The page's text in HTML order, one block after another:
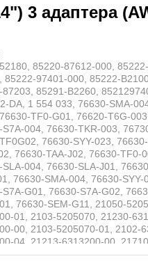
3 адаптера
85220-87612-000,
85222-97401-000, 85222-
87203, 85291-B2260,
DA, 1 554 033, 76630-SMA-
TF0-G01, 76620-T6G-
004, 76630-TKR-003,
76630-SYY-023,
76630-TAA-J02, 76630-TF0-
SLA-004, 76630-SLA-J01,
76630-SMA-004, 76630-SYY-
G01, 76630-S7A-G02,
76630-SEM-G11, 21050-
01, 2103-5205070, 21230-
00, 2103-5205070-01, 2102-
04, 21213-6313200-00,
1A23-67-330, 1A62-67-330,